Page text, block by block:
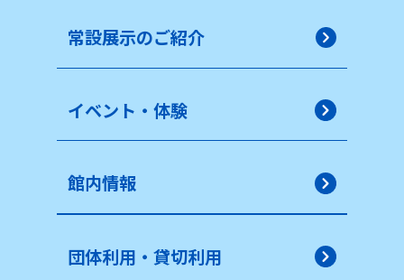
常設展示のご紹介
イベント・体験
館内情報
団体利用・貸切利用